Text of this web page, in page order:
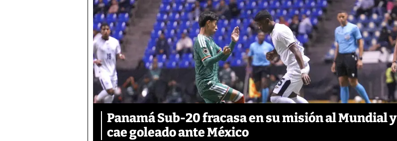
Panamá Sub-20 fracasa en su misión al Mundial y
cae goleado ante México